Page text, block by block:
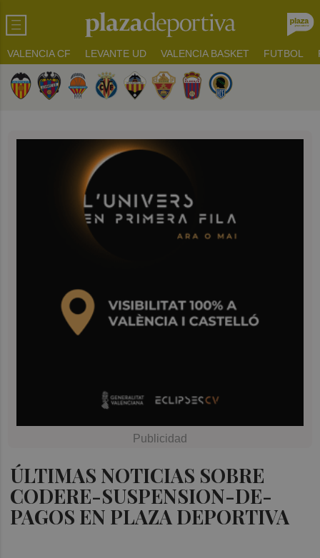
VALENCIA CF LEVANTE UD VALENCIA BASKET FUTBOL
ÚLTIMAS NOTICIAS SOBRE
CODERE-SUSPENSION-DE-
PAGOS EN PLAZA DEPORTIVA